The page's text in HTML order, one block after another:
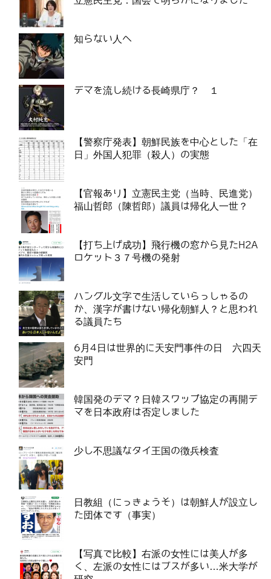
知らない人へ
デマを流し続ける長崎県庁？ １
【警察庁発表】朝鮮民族を中心とした「在
日」外国人犯罪（殺人）の実態
【官報あり】立憲民主党（当時、民進党）
福山哲郎（陳哲郎）議員は帰化人一世？
【打ち上げ成功】飛行機の窓から見たH2A
ロケット３７号機の発射
ハングル文字で生活していらっしゃるの
か、漢字が書けない帰化朝鮮人？と思われ
る議員たち
6月4日は世界的に天安門事件の日 六四天
安門
韓国発のデマ？日韓スワップ協定の再開デ
マを日本政府は否定しました
少し不思議なタイ王国の徴兵検査
日教組（にっきょうそ）は朝鮮人が設立し
た団体です（事実）
【写真で比較】右派の女性には美人が多
く、左派の女性にはブスが多い…米大学が